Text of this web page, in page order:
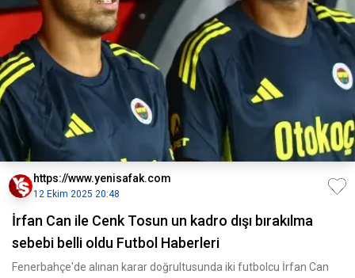
https://www.yenisafak.com
12 Ekim 2025 20:48
İrfan Can ile Cenk Tosun un kadro dışı bırakılma
sebebi belli oldu Futbol Haberleri
Fenerbahçe'de alınan karar doğrultusunda iki futbolcu İrfan Can